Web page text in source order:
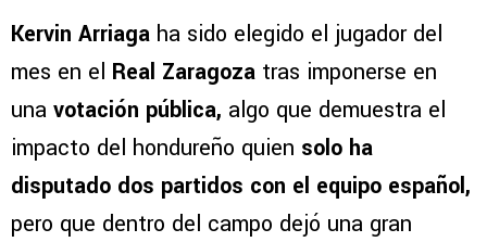
Kervin Arriaga ha sido elegido el jugador del
mes en el Real Zaragoza tras imponerse en
una votación pública, algo que demuestra el
impacto del hondureño quien solo ha
disputado dos partidos con el equipo español,
pero que dentro del campo dejó una gran